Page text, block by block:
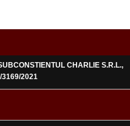
CHARLIE S.R.L.,
2021